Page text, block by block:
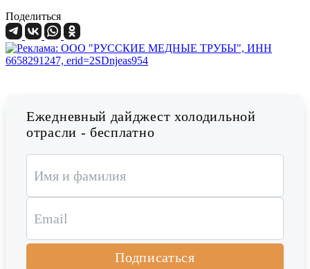
Поделиться
Ежедневный дайджест холодильной
отрасли - бесплатно
Подписаться